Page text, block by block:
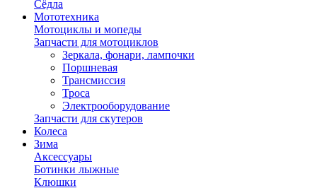
Сёдла
Мототехника
Мотоциклы и мопеды
Запчасти для мотоциклов
Зеркала, фонари, лампочки
Поршневая
Трансмиссия
Троса
Электрооборудование
Запчасти для скутеров
Колеса
Зима
Аксессуары
Ботинки лыжные
Клюшки